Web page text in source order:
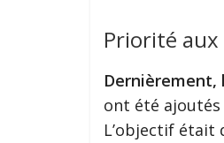
Priorité
Dernièrement,
ont été ajoutés
L’objectif était